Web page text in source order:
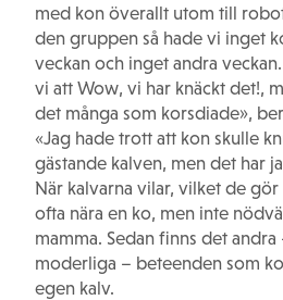
med kon överallt utom till
den gruppen så hade vi inget
veckan och inget andra
vi att Wow, vi har knäckt det!,
det många som korsdiade»,
«Jag hade trott att kon skulle
gästande kalven, men det har
När kalvarna vilar, vilket de
ofta nära en ko, men inte
mamma. Sedan finns det
moderliga – beteenden som
egen kalv.